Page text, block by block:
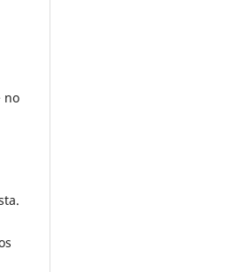
no